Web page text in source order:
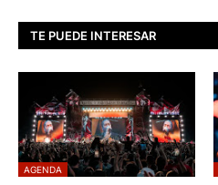
TE PUEDE INTERESAR
AGENDA